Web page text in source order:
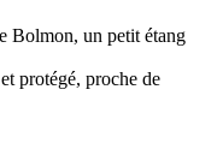
Bolmon, un petit étang
protégé, proche de